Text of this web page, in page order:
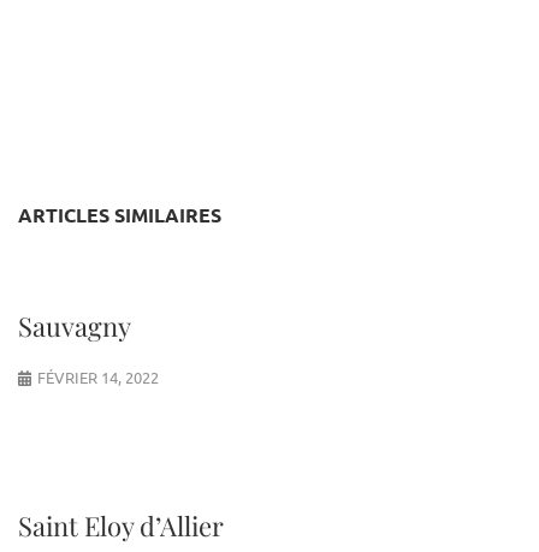
ARTICLES SIMILAIRES
Sauvagny
FÉVRIER 14, 2022
Saint Eloy d’Allier